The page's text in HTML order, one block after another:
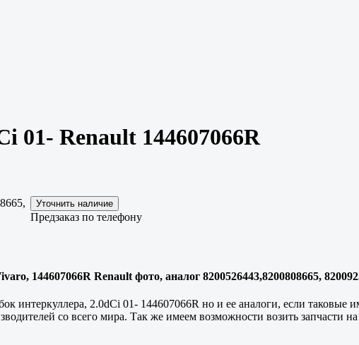
01- Renault 144607066R
Предзаказ по телефону
144607066R Renault фото, аналог 8200526443,8200808665,
интеркуллера, 2.0dCi 01- 144607066R но и ее аналоги, если таковые
со всего мира. Так же имеем возможности возить запчасти